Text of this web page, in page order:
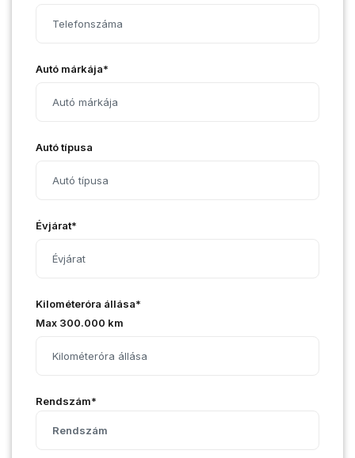
Autó márkája*
Autó típusa
Évjárat*
Kilométeróra állása*
Max 300.000 km
Rendszám*